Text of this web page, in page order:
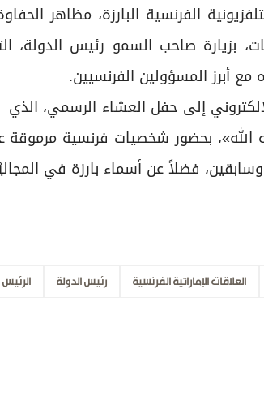
السياق، استعرضت قناة «تي إف 1» التلفزيونية الفرنسية
بزيارة صاحب السمو رئيس الدولة،
أبرز المسؤولين الفرنسيين.
إلى حفل العشاء الرسمي،
الله»، بحضور شخصيات فرنسية
فضلاً عن أسماء بارزة في
العلاقات الإماراتية الفرنسية رئيس الدولة